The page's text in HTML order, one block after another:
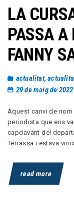
LA
PASSA A
FANNY
actualitat,
29 de maig de 2022
Aquest canvi de
periodista que ens
capdavant del
Terrassa i estava
read more